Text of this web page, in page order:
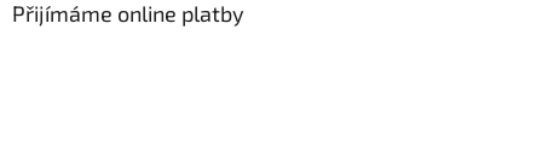
Přijímáme online platby